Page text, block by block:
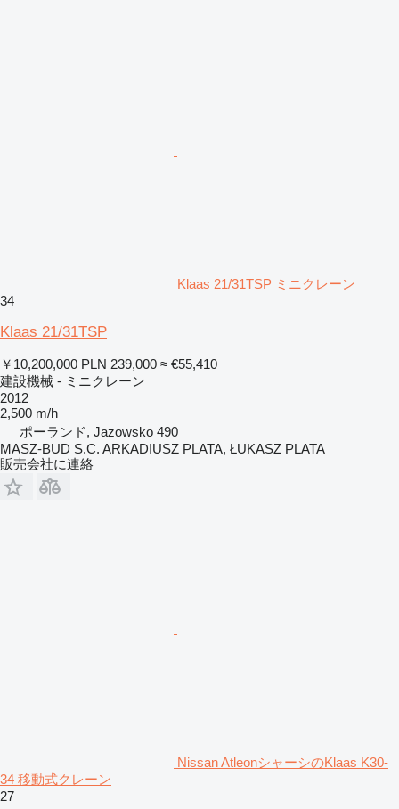
Klaas 21/31TSP ミニクレーン
34
Klaas 21/31TSP
￥10,200,000 PLN 239,000 ≈ €55,410
建設機械 - ミニクレーン
2012
2,500 m/h
ポーランド, Jazowsko 490
MASZ-BUD S.C. ARKADIUSZ PLATA, ŁUKASZ PLATA
販売会社に連絡
Nissan AtleonシャーシのKlaas K30-
34 移動式クレーン
27